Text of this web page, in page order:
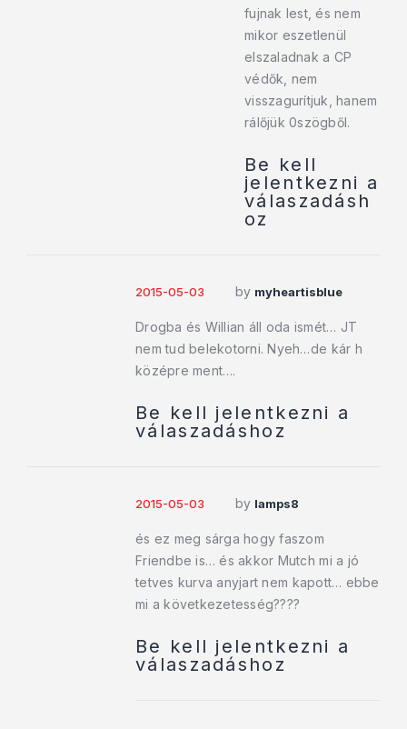
fujnak lest, és nem
mikor eszetlenül
elszaladnak a CP
védők, nem
visszagurítjuk, hanem
rálőjük 0szögből.
Be kell
jelentkezni a
válaszadásh
oz
2015-05-03 by myheartisblue
Drogba és Willian áll oda ismét… JT
nem tud belekotorni. Nyeh…de kár h
középre ment….
Be kell jelentkezni a
válaszadáshoz
2015-05-03 by lamps8
és ez meg sárga hogy faszom
Friendbe is… és akkor Mutch mi a jó
tetves kurva anyjart nem kapott… ebbe
mi a következetesség????
Be kell jelentkezni a
válaszadáshoz